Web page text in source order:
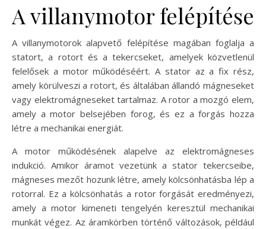
A villanymotor felépítése
A villanymotorok alapvető felépítése magában foglalja a
statort, a rotort és a tekercseket, amelyek közvetlenül
felelősek a motor működéséért. A stator az a fix rész,
amely körülveszi a rotort, és általában állandó mágneseket
vagy elektromágneseket tartalmaz. A rotor a mozgó elem,
amely a motor belsejében forog, és ez a forgás hozza
létre a mechanikai energiát.
A motor működésének alapelve az elektromágneses
indukció. Amikor áramot vezetünk a stator tekercseibe,
mágneses mezőt hozunk létre, amely kölcsönhatásba lép a
rotorral. Ez a kölcsönhatás a rotor forgását eredményezi,
amely a motor kimeneti tengelyén keresztül mechanikai
munkát végez. Az áramkörben történő változások, például